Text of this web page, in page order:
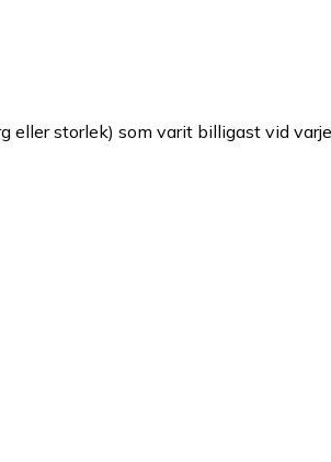
eller storlek) som varit billigast vid